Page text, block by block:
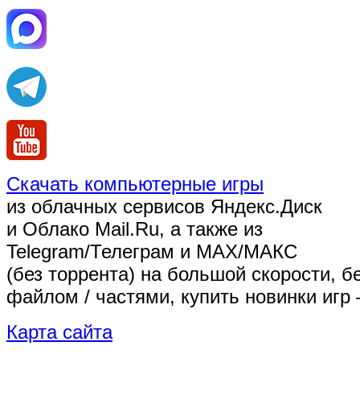
Скачать компьютерные игры
из облачных сервисов Яндекс.Диск
и Облако Mail.Ru, а также из
Telegram/Телеграм и MAX/МАКС
(без торрента) на большой скорости,
файлом / частями, купить новинки
Карта сайта